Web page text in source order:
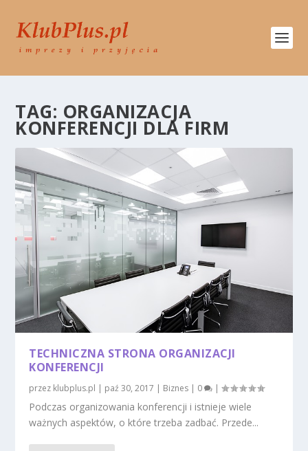
TAG: ORGANIZACJA
KONFERENCJI DLA FIRM
TECHNICZNA STRONA ORGANIZACJI
KONFERENCJI
przez klubplus.pl | paź 30, 2017 | Biznes | 0 |
Podczas organizowania konferencji i istnieje wiele
ważnych aspektów, o które trzeba zadbać. Przede...